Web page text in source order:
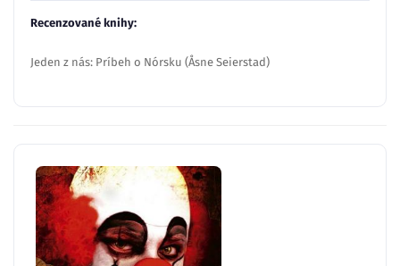
Recenzované knihy:
Jeden z nás: Príbeh o Nórsku (Åsne Seierstad)